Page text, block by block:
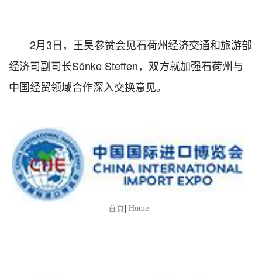
2月3日，王昊参赞会见石荷州经济交通和旅游部
经济司副司长Sönke Steffen，双方就加强石荷州与
中国经贸领域合作深入交换意见。
首页| Home